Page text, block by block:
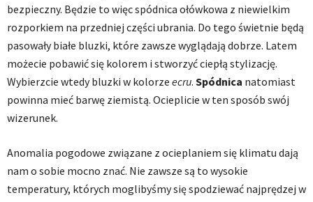
bezpieczny. Będzie to więc spódnica ołówkowa z niewielkim
rozporkiem na przedniej części ubrania. Do tego świetnie będą
pasowały białe bluzki, które zawsze wyglądają dobrze. Latem
możecie pobawić się kolorem i stworzyć ciepłą stylizację.
Wybierzcie wtedy bluzki w kolorze ecru. Spódnica natomiast
powinna mieć barwę ziemistą. Ocieplicie w ten sposób swój
wizerunek.
Anomalia pogodowe związane z ocieplaniem się klimatu dają
nam o sobie mocno znać. Nie zawsze są to wysokie
temperatury, których moglibyśmy się spodziewać najprędzej w